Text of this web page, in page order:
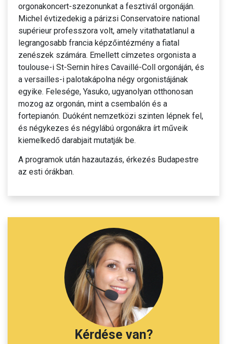
Kérdése van?
orgonakoncert-szezonunkat a fesztivál orgonáján.
Michel évtizedekig a párizsi Conservatoire national
supérieur professzora volt, amely vitathatatlanul a
legrangosabb francia képzőintézmény a fiatal
zenészek számára. Emellett címzetes orgonista a
toulouse-i St-Sernin híres Cavaillé-Coll orgonáján, és
a versailles-i palotakápolna négy orgonistájának
egyike. Felesége, Yasuko, ugyanolyan otthonosan
mozog az orgonán, mint a csembalón és a
fortepianón. Duóként nemzetközi szinten lépnek fel,
és négykezes és négylábú orgonákra írt műveik
kiemelkedő darabjait mutatják be.
A programok után hazautazás, érkezés Budapestre
az esti órákban.